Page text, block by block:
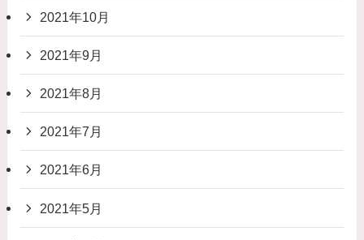
2021年10月
2021年9月
2021年8月
2021年7月
2021年6月
2021年5月